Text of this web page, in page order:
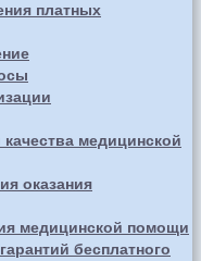
платных
медицинской
оказания
медицинской помощи
бесплатного